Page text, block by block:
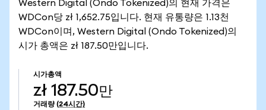
Western Digital (Ondo Tokenized)의 현재 가격은
WDCon당 zł 1,652.75입니다. 현재 유통량은 1.13천
WDCon이며, Western Digital (Ondo Tokenized)의
시가 총액은 zł 187.50만입니다.
시가총액
zł 187.50만
거래량 (24시간)